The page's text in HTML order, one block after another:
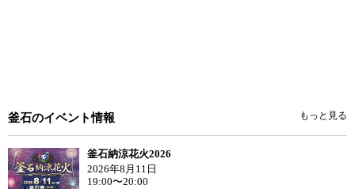
釜石のイベント情報 もっと見る
釜石納涼花火2026
2026年8月11日
19:00〜20:00